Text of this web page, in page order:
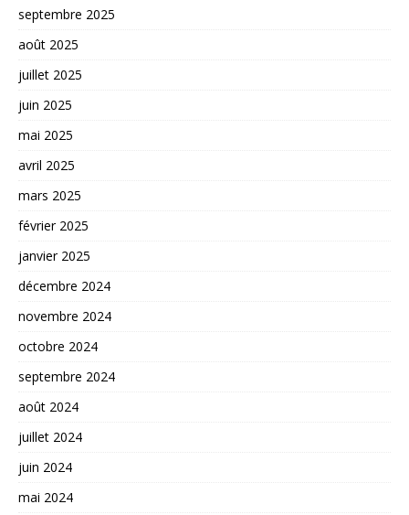
septembre 2025
août 2025
juillet 2025
juin 2025
mai 2025
avril 2025
mars 2025
février 2025
janvier 2025
décembre 2024
novembre 2024
octobre 2024
septembre 2024
août 2024
juillet 2024
juin 2024
mai 2024